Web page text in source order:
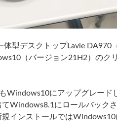
型デスクトップLavie DA970
（バージョン21H2）のク
Windows10にアップグレード
Windows8.1にロールバック
インストールではWindows10